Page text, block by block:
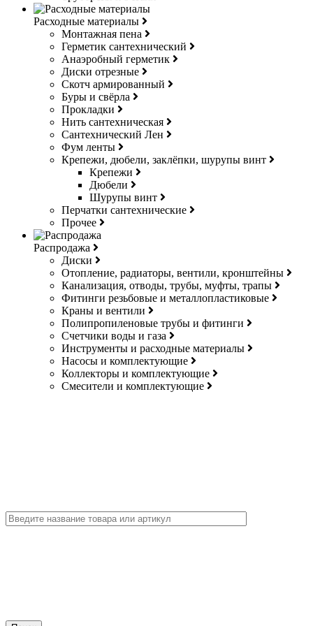
Расходные материалы
Монтажная пена
Герметик сантехнический
Анаэробный герметик
Диски отрезные
Скотч армированный
Буры и свёрла
Прокладки
Нить сантехническая
Сантехнический Лен
Фум ленты
Крепежи, дюбели, заклёпки, шурупы винт
Крепежи
Дюбели
Шурупы винт
Перчатки сантехнические
Прочее
Распродажа
Диски
Отопление, радиаторы, вентили, кронштейны
Канализация, отводы, трубы, муфты, трапы
Фитинги резьбовые и металлопластиковые
Краны и вентили
Полипропиленовые трубы и фитинги
Счетчики воды и газа
Инструменты и расходные материалы
Насосы и комплектующие
Коллекторы и комплектующие
Смесители и комплектующие